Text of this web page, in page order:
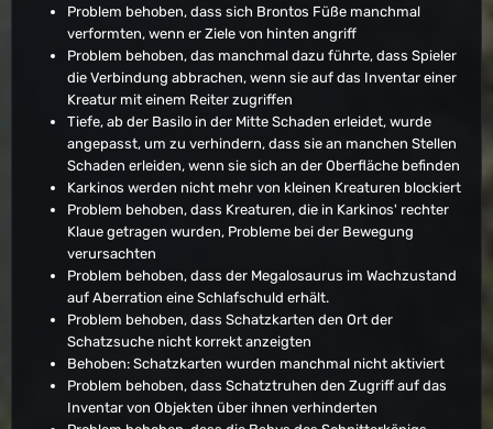
Problem behoben, dass sich Brontos Füße manchmal
verformten, wenn er Ziele von hinten angriff
Problem behoben, das manchmal dazu führte, dass Spieler
die Verbindung abbrachen, wenn sie auf das Inventar einer
Kreatur mit einem Reiter zugriffen
Tiefe, ab der Basilo in der Mitte Schaden erleidet, wurde
angepasst, um zu verhindern, dass sie an manchen Stellen
Schaden erleiden, wenn sie sich an der Oberfläche befinden
Karkinos werden nicht mehr von kleinen Kreaturen blockiert
Problem behoben, dass Kreaturen, die in Karkinos' rechter
Klaue getragen wurden, Probleme bei der Bewegung
verursachten
Problem behoben, dass der Megalosaurus im Wachzustand
auf Aberration eine Schlafschuld erhält.
Problem behoben, dass Schatzkarten den Ort der
Schatzsuche nicht korrekt anzeigten
Behoben: Schatzkarten wurden manchmal nicht aktiviert
Problem behoben, dass Schatztruhen den Zugriff auf das
Inventar von Objekten über ihnen verhinderten